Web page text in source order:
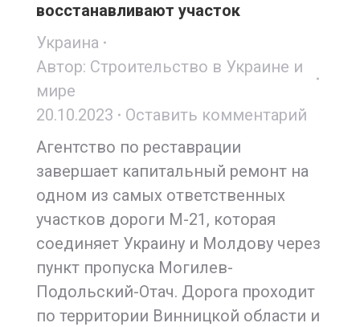
восстанавливают участок
Украина
Автор: Строительство в Украине и
мире
20.10.2023
Оставить комментарий
Агентство по реставрации
завершает капитальный ремонт на
одном из самых ответственных
участков дороги М-21, которая
соединяет Украину и Молдову через
пункт пропуска Могилев-
Подольский-Отач. Дорога проходит
по территории Винницкой области и